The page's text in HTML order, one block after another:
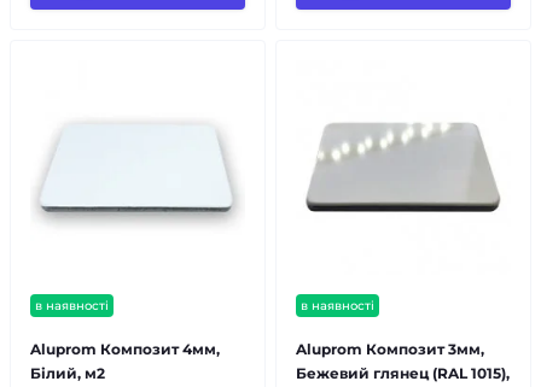
в наявності
Aluprom Композит 4мм,
Білий, м2
в наявності
Aluprom Композит 3мм,
Бежевий глянец (RAL 1015),